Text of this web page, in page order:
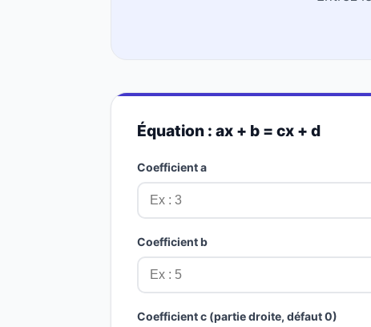
Équation : ax + b = cx + d
Coefficient a
Coefficient b
Coefficient c (partie droite, défaut 0)